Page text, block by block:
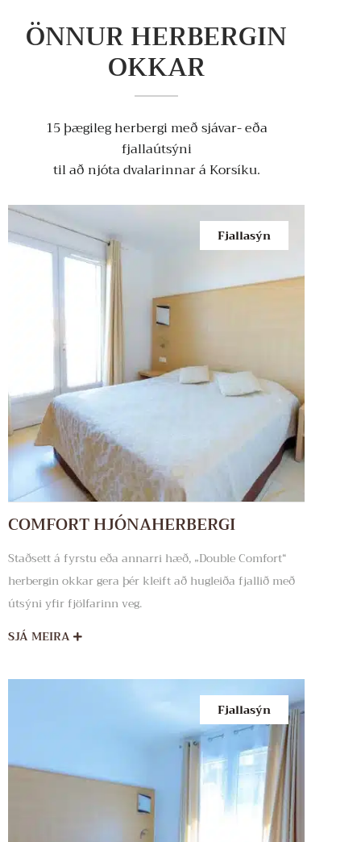
ÖNNUR HERBERGIN
OKKAR
15 þægileg herbergi með sjávar- eða
fjallaútsýni
til að njóta dvalarinnar á Korsíku.
Fjallasýn
COMFORT HJÓNAHERBERGI
Staðsett á fyrstu eða annarri hæð, „Double Comfort“
herbergin okkar gera þér kleift að hugleiða fjallið með
útsýni yfir fjölfarinn veg.
SJÁ MEIRA
Fjallasýn